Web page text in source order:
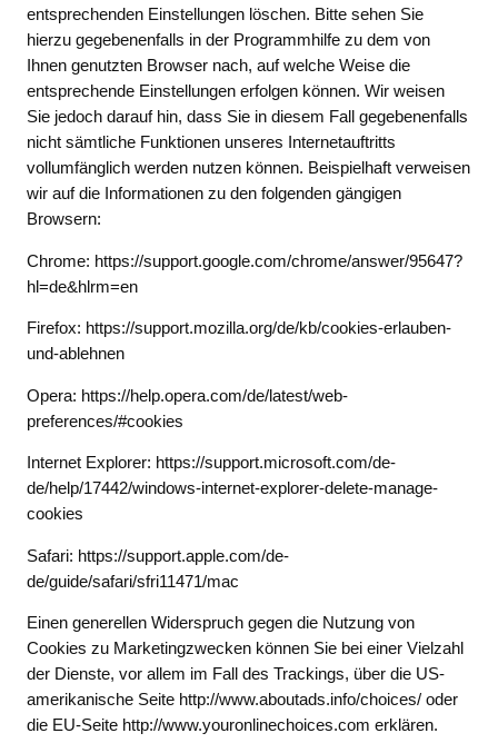
entsprechenden Einstellungen löschen. Bitte sehen Sie
hierzu gegebenenfalls in der Programmhilfe zu dem von
Ihnen genutzten Browser nach, auf welche Weise die
entsprechende Einstellungen erfolgen können. Wir weisen
Sie jedoch darauf hin, dass Sie in diesem Fall gegebenenfalls
nicht sämtliche Funktionen unseres Internetauftritts
vollumfänglich werden nutzen können. Beispielhaft verweisen
wir auf die Informationen zu den folgenden gängigen
Browsern:
Chrome: https://support.google.com/chrome/answer/95647?
hl=de&hlrm=en
Firefox: https://support.mozilla.org/de/kb/cookies-erlauben-
und-ablehnen
Opera: https://help.opera.com/de/latest/web-
preferences/#cookies
Internet Explorer: https://support.microsoft.com/de-
de/help/17442/windows-internet-explorer-delete-manage-
cookies
Safari: https://support.apple.com/de-
de/guide/safari/sfri11471/mac
Einen generellen Widerspruch gegen die Nutzung von
Cookies zu Marketingzwecken können Sie bei einer Vielzahl
der Dienste, vor allem im Fall des Trackings, über die US-
amerikanische Seite http://www.aboutads.info/choices/ oder
die EU-Seite http://www.youronlinechoices.com erklären.